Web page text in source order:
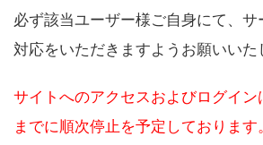
必ず該当ユーザー様ご自身にて、
対応をいただきますようお願いいた
サイトへのアクセスおよびログイン
までに順次停止を予定しております。